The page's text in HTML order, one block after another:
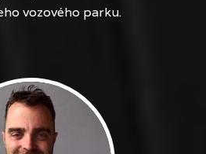
vozového parku.